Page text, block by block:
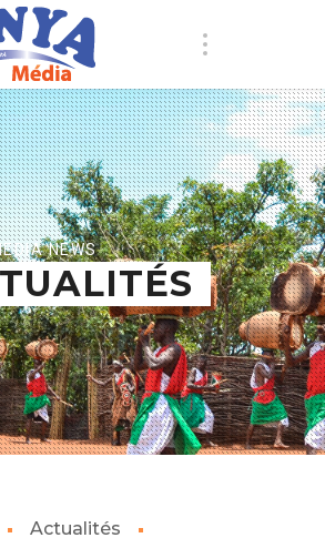
NEWS
Actualités